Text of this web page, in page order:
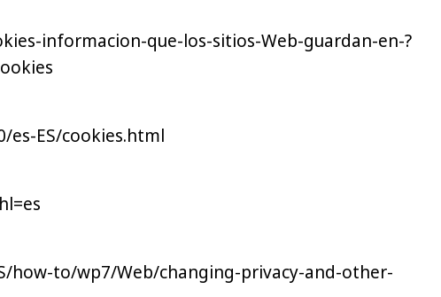
informacion-que-los-sitios-Web-guardan-en-?
es-ES/cookies.html
how-to/wp7/Web/changing-privacy-and-other-